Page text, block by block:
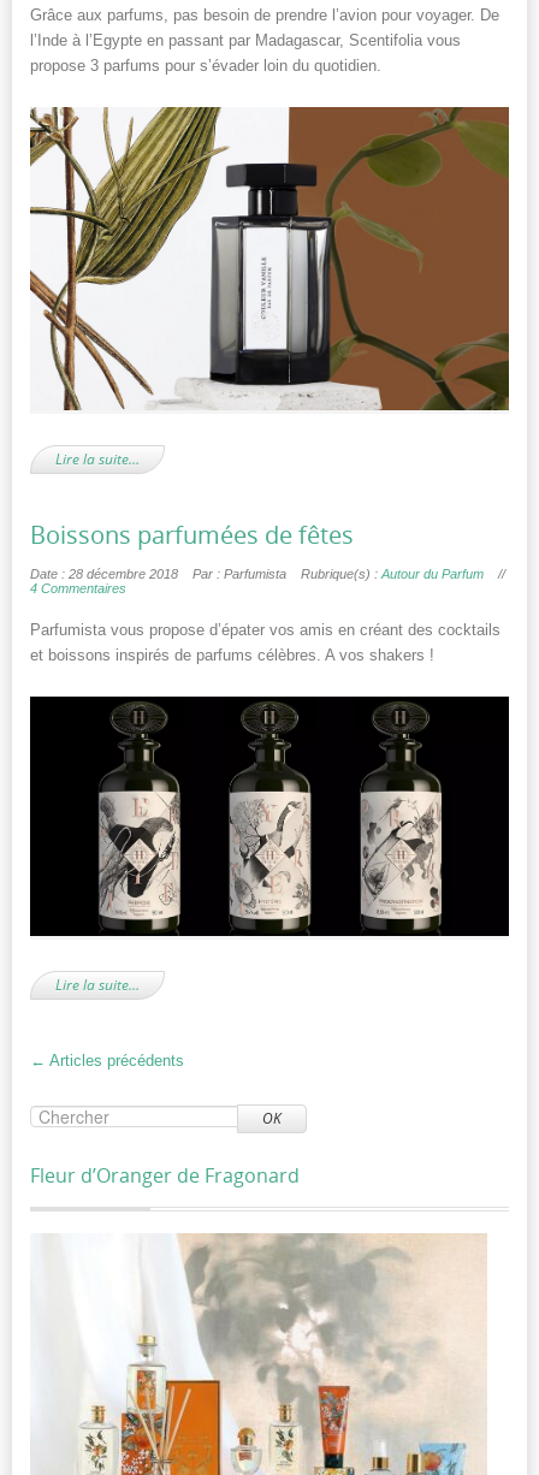
Grâce aux parfums, pas besoin de prendre l’avion pour voyager. De
l’Inde à l’Egypte en passant par Madagascar, Scentifolia vous
propose 3 parfums pour s’évader loin du quotidien.
Lire la suite…
Boissons parfumées de fêtes
Date : 28 décembre 2018 Par : Parfumista Rubrique(s) : Autour du Parfum
//
4 Commentaires
Parfumista vous propose d’épater vos amis en créant des cocktails
et boissons inspirés de parfums célèbres. A vos shakers !
Lire la suite…
← Articles précédents
OK
Fleur d’Oranger de Fragonard